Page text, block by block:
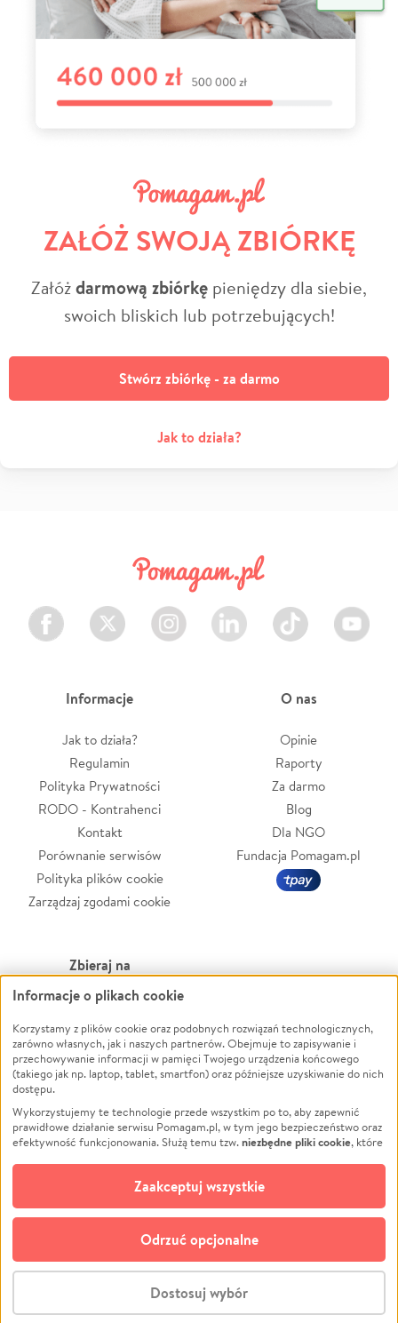
ZAŁÓŻ SWOJĄ ZBIÓRKĘ
Załóżdarmową zbiórkę pieniędzy dla siebie,
swoich bliskich lub potrzebujących!
Stwórz zbiórkę - za darmo
Jak to działa?
Stwórz zbiórkę - za darmo
Facebook Twitter Instagram LinkedIn TikTok Youtube
Informacje
Jak to działa?
Regulamin
Polityka Prywatności
RODO - Kontrahenci
Kontakt
Porównanie serwisów
Polityka plików cookie
Zarządzaj zgodami cookie
O nas
Opinie
Raporty
Za darmo
Blog
Dla NGO
Fundacja Pomagam.pl
Zbieraj na
Leczenie
Zwierzęta
Pożar
Ukraina
Pomoc Finansowa
Projekty
Pogrzeb
Społeczność lokalna
Kultura
Powódź
Wichura
NGO
Edukacja
Podróż
Impreza
Ochrona środowiska
Biznes
© CROWDING SP. Z O.O.
Informacje o plikach cookie
Korzystamy z plików cookie oraz podobnych rozwiązań technologicznych,
zarówno własnych, jak i naszych partnerów. Obejmuje to zapisywanie i
przechowywanie informacji w pamięci Twojego urządzenia końcowego
(takiego jak np. laptop, tablet, smartfon) oraz późniejsze uzyskiwanie do nich
dostępu.
Wykorzystujemy te technologie przede wszystkim po to, aby zapewnić
prawidłowe działanie serwisu Pomagam.pl, w tym jego bezpieczeństwo oraz
efektywność funkcjonowania. Służą temu tzw.niezbędne pliki cookie, które
opcjonalnych plików cookie
technologii do celów analitycznych i retargetingowych. Możesz wyrazić
zgodę na ich stosowanie lub jej odmówić. W dowolnym momencie masz
możliwość zmiany swoich preferencji na stronie „Zarządzaj zgodami cookie”,
do której link znajdziesz w stopce serwisu Pomagam.pl. Opcjonalne pliki
cookie wykorzystywane są w następujących celach:
działanie serwisu Pomagam.pl. Dzięki nim możemy zrozumieć, jak
użytkownicy korzystają z naszego serwisu – skąd trafiają do serwisu, jak
Dostosuj wybór
Odrzuć opcjonalne
Zaakceptuj wszystkie